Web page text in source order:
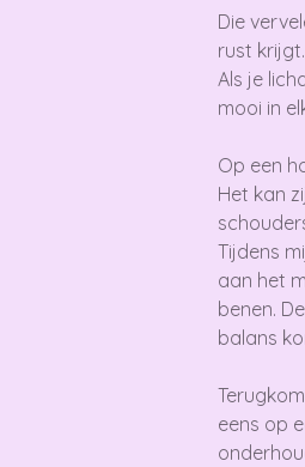
Die
rust
Als je
mooi in
Op een
Het kan
Tijdens
aan het
benen.
balans
eens op